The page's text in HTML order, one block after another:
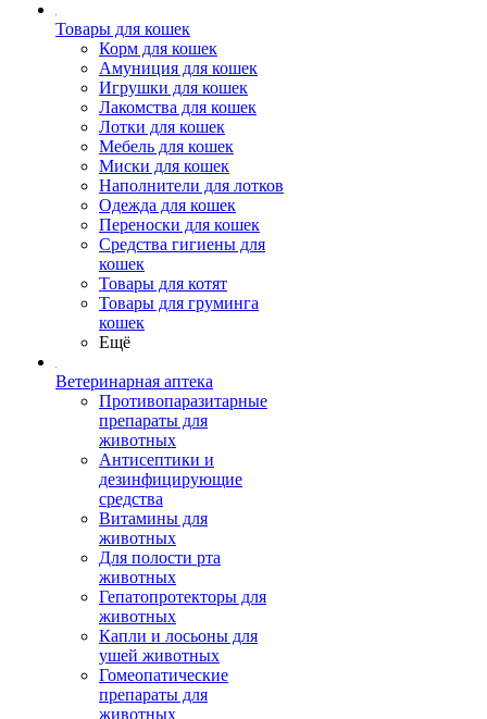
Товары для кошек
Корм для кошек
Амуниция для кошек
Игрушки для кошек
Лакомства для кошек
Лотки для кошек
Мебель для кошек
Миски для кошек
Наполнители для лотков
Одежда для кошек
Переноски для кошек
Средства гигиены для
кошек
Товары для котят
Товары для груминга
кошек
Ещё
Ветеринарная аптека
Противопаразитарные
препараты для
животных
Антисептики и
дезинфицирующие
средства
Витамины для
животных
Для полости рта
животных
Гепатопротекторы для
животных
Капли и лосьоны для
ушей животных
Гомеопатические
препараты для
животных